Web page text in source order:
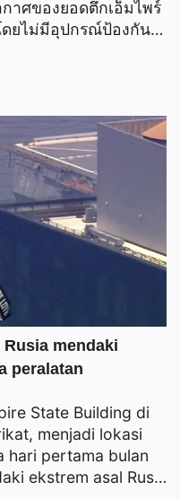
าศของยอดตึกเอ็มไพร์
ดยไม่มีอุปกรณ์ป้องกัน
mendaki
peralatan
State Building di
menjadi lokasi
hari pertama bulan
ekstrem asal Rusia